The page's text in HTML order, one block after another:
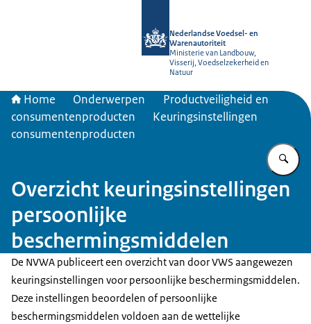
Nederlandse Voedsel- en
Warenautoriteit
Ministerie van Landbouw,
Visserij, Voedselzekerheid en
Natuur
Home Onderwerpen
Productveiligheid en
consumentenproducten
Keuringsinstellingen
consumentenproducten
Overzicht keuringsinstellingen
persoonlijke
beschermingsmiddelen
De NVWA publiceert een overzicht van door VWS aangewezen
keuringsinstellingen voor persoonlijke beschermingsmiddelen.
Deze instellingen beoordelen of persoonlijke
beschermingsmiddelen voldoen aan de wettelijke